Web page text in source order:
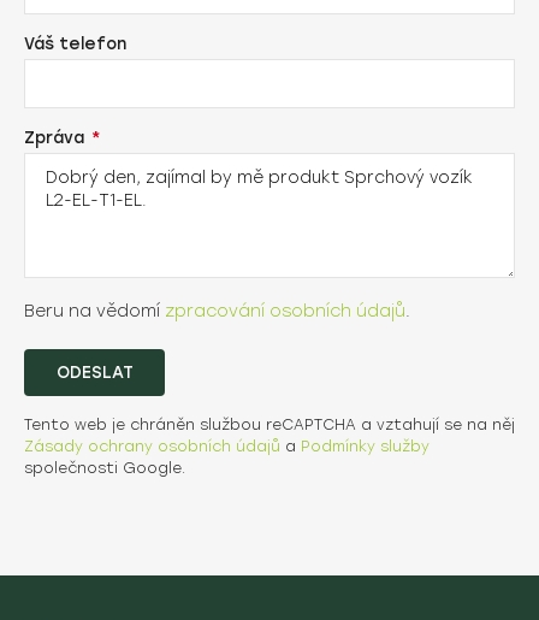
Váš telefon
Zpráva
Beru na vědomí zpracování osobních údajů.
Tento web je chráněn službou reCAPTCHA a vztahují se na něj
Zásady ochrany osobních údajů a Podmínky služby
společnosti Google.
ODESLAT